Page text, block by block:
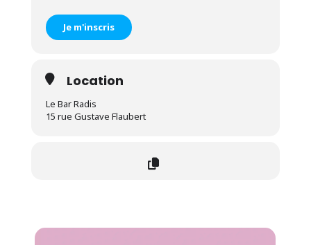
Je m'inscris
Location
Le Bar Radis
15 rue Gustave Flaubert